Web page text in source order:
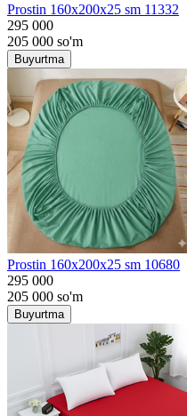
Prostin 160x200x25 sm 11332
295 000
205 000 so'm
Buyurtma
Prostin 160x200x25 sm 10680
295 000
205 000 so'm
Buyurtma